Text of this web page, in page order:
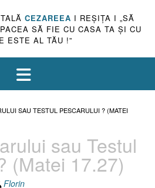
CEZAREEA I REŞIŢA I „SĂ
SĂ FIE CU CASA TA ŞI CU
ESTE AL TĂU !”
SAU TESTUL PESCARULUI ? (MATEI
sau Testul
(Matei 17.27)
Florin